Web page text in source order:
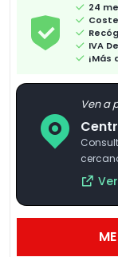
24
IVA
¡Más
Ven a